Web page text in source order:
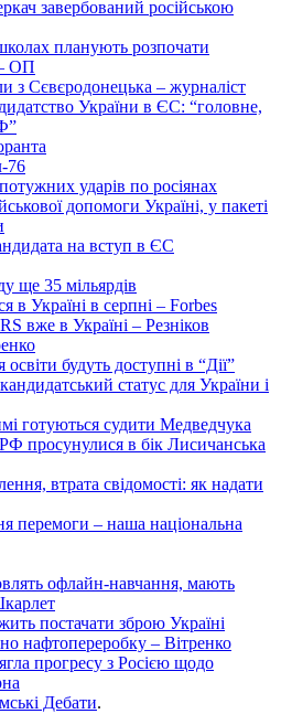
завербований російською
планують розпочати
ОП
з Сєвєродонецька – журналіст
України в ЄС: “головне,
76
ударів по росіянах
допомоги Україні, у пакеті
на вступ в ЄС
ще 35 мільярдів
в Україні в серпні – Forbes
вже в Україні – Резніков
будуть доступні в “Дії”
статус для України і
готуються судити Медведчука
просунулися в бік Лисичанська
втрата свідомості: як надати
перемоги – наша національна
офлайн-навчання, мають
постачати зброю Україні
нафтопереробку – Вітренко
прогресу з Росією щодо
Дебати.